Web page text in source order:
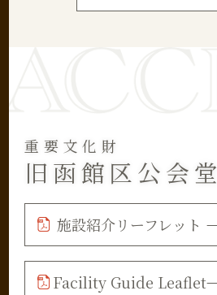
重要文化財
旧函館区公会堂
施設紹介リーフレット
Facility Guide Leaflet